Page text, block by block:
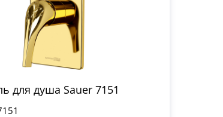
для душа Sauer 7151